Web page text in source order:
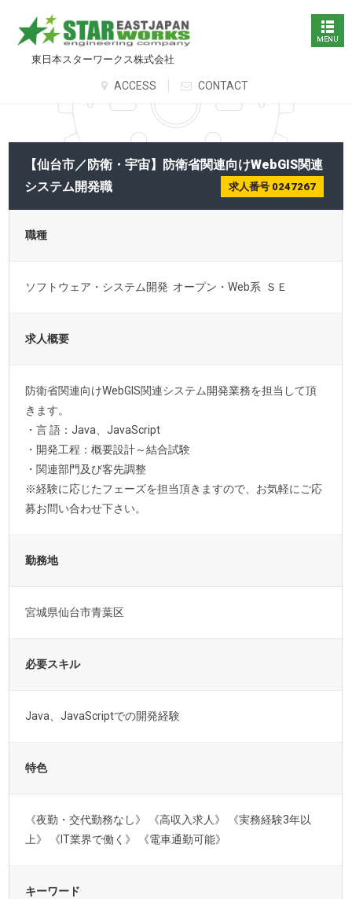
東日本スターワークス株式会社
ACCESS CONTACT
【仙台市／防衛・宇宙】防衛省関連向けWebGIS関連
システム開発職
求人番号 0247267
職種
ソフトウェア・システム開発 オープン・Web系 ＳＥ
求人概要
防衛省関連向けWebGIS関連システム開発業務を担当して頂
きます。
・言 語：Java、JavaScript
・開発工程：概要設計～結合試験
・関連部門及び客先調整
※経験に応じたフェーズを担当頂きますので、お気軽にご応
募お問い合わせ下さい。
勤務地
宮城県仙台市青葉区
必要スキル
Java、JavaScriptでの開発経験
特色
《夜勤・交代勤務なし》 《高収入求人》 《実務経験3年以
上》 《IT業界で働く》 《電車通勤可能》
キーワード